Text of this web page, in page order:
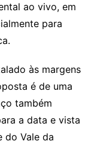
ao vivo, em
para
às margens
é de uma
também
a data e vista
do Vale da